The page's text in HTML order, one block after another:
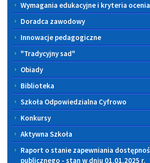
Wymagania edukacyjne i kryteria
Doradca zawodowy
Innowacje pedagogiczne
"Tradycyjny sad"
Obiady
Biblioteka
Szkoła Odpowiedzialna Cyfrowo
Konkursy
Aktywna Szkoła
Raport o stanie zapewniania
publicznego - stan w dniu 01.01.2025 r.